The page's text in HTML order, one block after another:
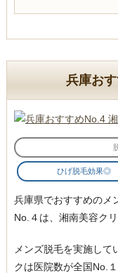
兵庫お
ひげ脱毛効果◎
兵庫県でおすすめのメ
No.４は、湘南美容クリ
メンズ脱毛を実施して
クは医院数が全国No.